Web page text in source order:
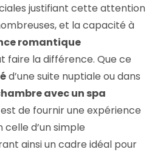
justifiant cette attention
et la capacité à
romantique
faire la différence. Que ce
d’une suite nuptiale ou dans
avec un spa
de fournir une expérience
celle d’un simple
ainsi un cadre idéal pour